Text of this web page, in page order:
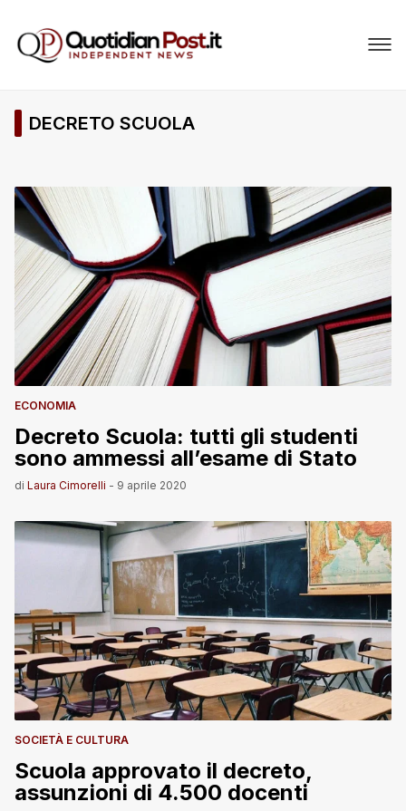
DECRETO SCUOLA
ECONOMIA
Decreto Scuola: tutti gli studenti
sono ammessi all’esame di Stato
di Laura Cimorelli - 9 aprile 2020
SOCIETÀ E CULTURA
Scuola approvato il decreto,
assunzioni di 4.500 docenti